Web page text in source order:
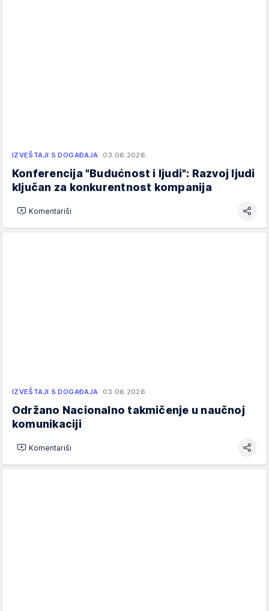
IZVEŠTAJI S DOGAĐAJA 03.06.2026.
Konferencija "Budućnost i ljudi": Razvoj ljudi
ključan za konkurentnost kompanija
Komentariši
IZVEŠTAJI S DOGAĐAJA 03.06.2026.
Održano Nacionalno takmičenje u naučnoj
komunikaciji
Komentariši